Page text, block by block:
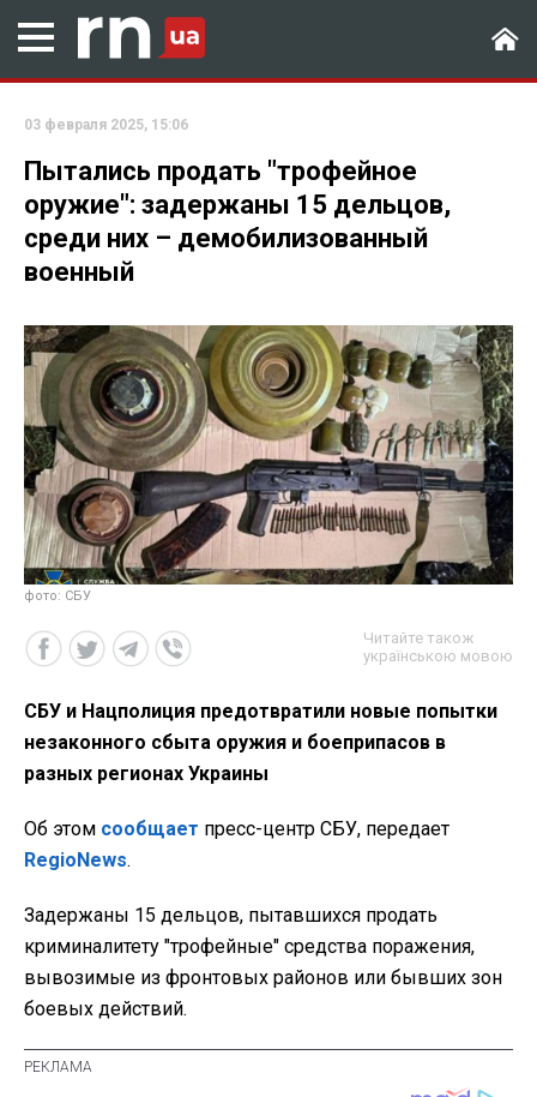
03 февраля 2025, 15:06
Пытались продать "трофейное
оружие": задержаны 15 дельцов,
среди них – демобилизованный
военный
фото: СБУ
Читайте також
українською мовою
СБУ и Нацполиция предотвратили новые попытки
незаконного сбыта оружия и боеприпасов в
разных регионах Украины
Об этом сообщает пресс-центр СБУ, передает
RegioNews.
Задержаны 15 дельцов, пытавшихся продать
криминалитету "трофейные" средства поражения,
вывозимые из фронтовых районов или бывших зон
боевых действий.